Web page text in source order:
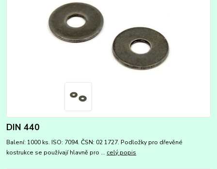
DIN 440
Balení: 1000 ks. ISO: 7094. ČSN: 02 1727. Podložky pro dřevěné
kostrukce se používají hlavně pro ... celý popis